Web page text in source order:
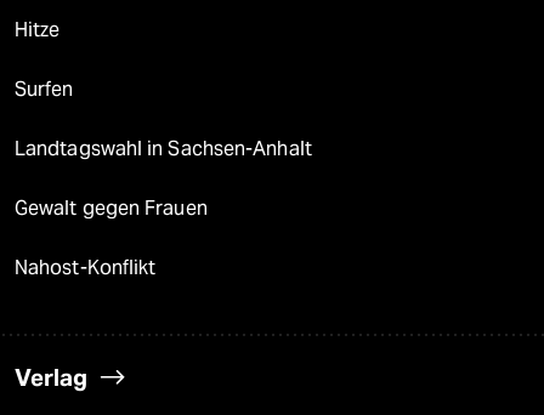
Hitze
Surfen
Landtagswahl in Sachsen-Anhalt
Gewalt gegen Frauen
Nahost-Konflikt
Verlag